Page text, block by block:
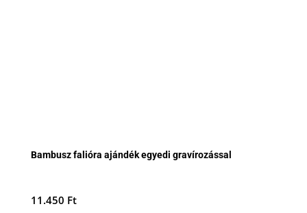
Bambusz falióra ajándék egyedi gravírozással
11.450 Ft